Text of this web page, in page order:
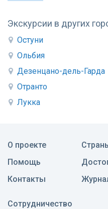
Экскурсии в других
Остуни
Ольбия
Дезенцано-дель-Гарда
Отранто
Лукка
О проекте
Помощь
Контакты
Сотрудничество